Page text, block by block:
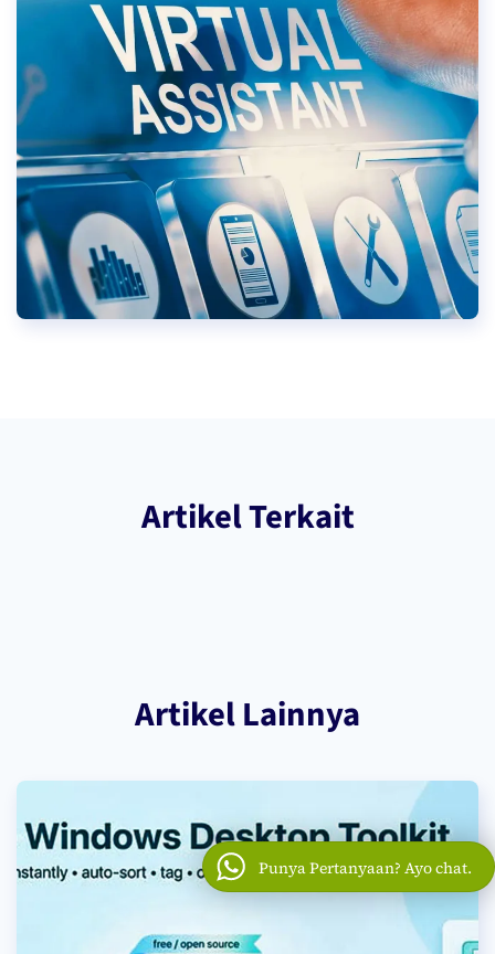
Artikel Terkait
Artikel Lainnya
Punya Pertanyaan? Ayo chat.